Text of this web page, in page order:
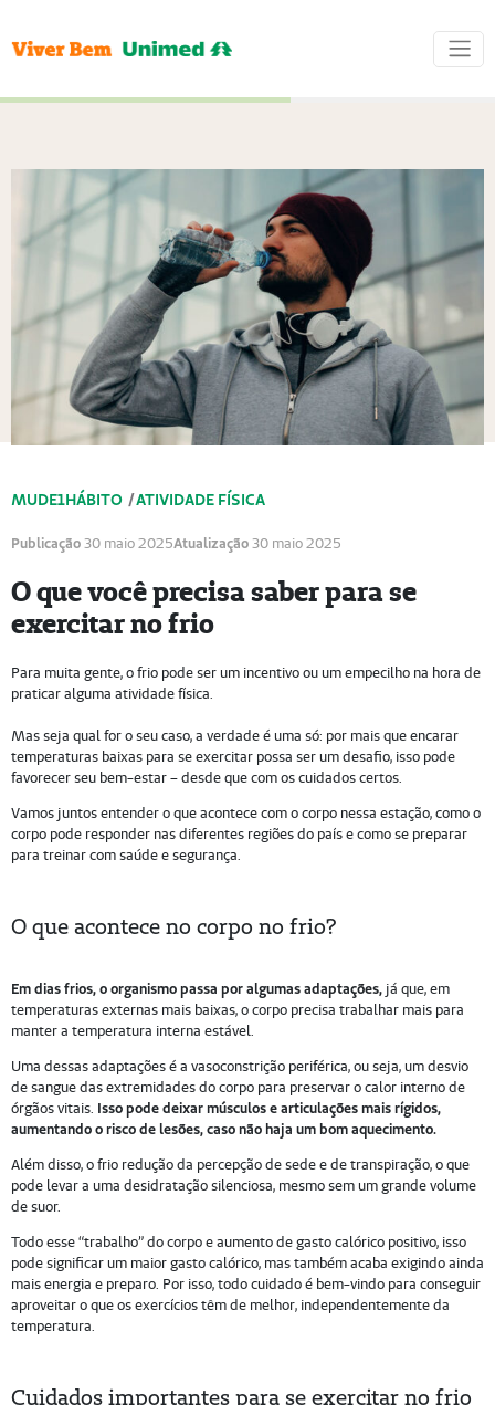
MUDE1HÁBITO /ATIVIDADE FÍSICA
Publicação30 maio 2025Atualização30 maio 2025
O que você precisa saber para se
exercitar no frio
Para muita gente, o frio pode ser um incentivo ou um empecilho na hora de
praticar alguma atividade física.
Mas seja qual for o seu caso, a verdade é uma só: por mais que encarar
temperaturas baixas para se exercitar possa ser um desafio, isso pode
favorecer seu bem-estar – desde que com os cuidados certos.
Vamos juntos entender o que acontece com o corpo nessa estação, como o
corpo pode responder nas diferentes regiões do país e como se preparar
para treinar com saúde e segurança.
O que acontece no corpo no frio?
Em dias frios, o organismo passa por algumas adaptações,já que, em
temperaturas externas mais baixas, o corpo precisa trabalhar mais para
manter a temperatura interna estável.
Uma dessas adaptações é a vasoconstrição periférica, ou seja, um desvio
de sangue das extremidades do corpo para preservar o calor interno de
órgãos vitais. Isso pode deixar músculos e articulações mais rígidos,
aumentando o risco de lesões, caso não haja um bom aquecimento.
Além disso, o frio redução da percepção de sede e de transpiração, o que
pode levar a uma desidratação silenciosa, mesmo sem um grande volume
de suor.
Todo esse “trabalho” do corpo e aumento de gasto calórico positivo, isso
pode significar um maior gasto calórico, mas também acaba exigindo ainda
mais energia e preparo. Por isso, todo cuidado é bem-vindo para conseguir
aproveitar o que os exercícios têm de melhor, independentemente da
temperatura.
Cuidados importantes para se exercitar no frio